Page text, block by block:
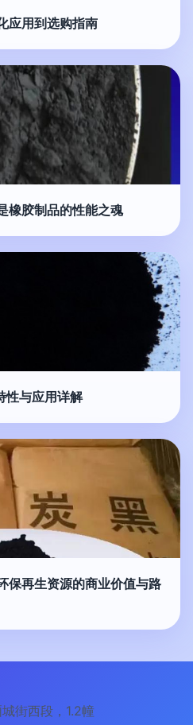
应用到选购指南
橡胶制品的性能之魂
性与应用详解
保再生资源的商业价值与路
街西段，1.2幢